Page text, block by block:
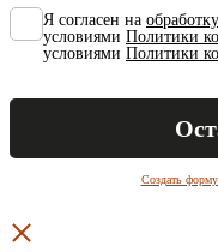
Я согласен на
условиями Политики
условиями Политики
Создать форму